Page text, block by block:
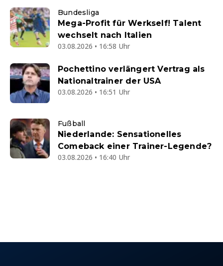
Bundesliga
Mega-Profit für Werkself! Talent
wechselt nach Italien
03.08.2026 • 16:58 Uhr
Pochettino verlängert Vertrag als
Nationaltrainer der USA
03.08.2026 • 16:51 Uhr
Fußball
Niederlande: Sensationelles
Comeback einer Trainer-Legende?
03.08.2026 • 16:40 Uhr